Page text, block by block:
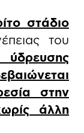
στάδιο
του
στην
άλλη